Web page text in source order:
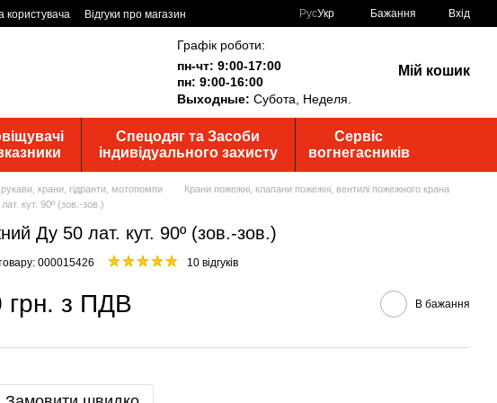
користувача
Відгуки про магазин
РусУкр Бажання Вхід
Графік роботи:
пн-чт: 9:00-17:00
пн: 9:00-16:00
Выходные: Субота, Неделя.
Мій кошик
Спецодяг та Засоби
індивідуального захисту
Сервіс
вогнегасників
крани, гідранти, мотопомпи
Крани пожежні, клапани пожежні, вентилі пожежного крана
кут. 90º (зов.-зов.)
Ду 50 лат. кут. 90º (зов.-зов.)
000015426 10 відгуків
грн. з ПДВ В бажання